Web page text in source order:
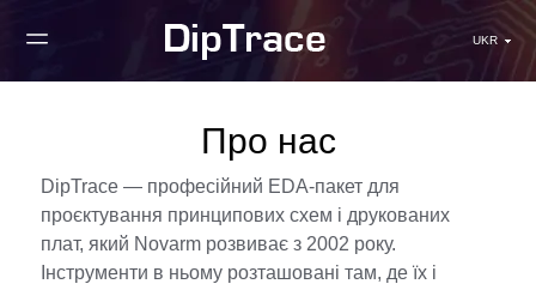
UKR
Про нас
DipTrace — професійний EDA-пакет для
проєктування принципових схем і друкованих
плат, який Novarm розвиває з 2002 року.
Інструменти в ньому розташовані там, де їх і